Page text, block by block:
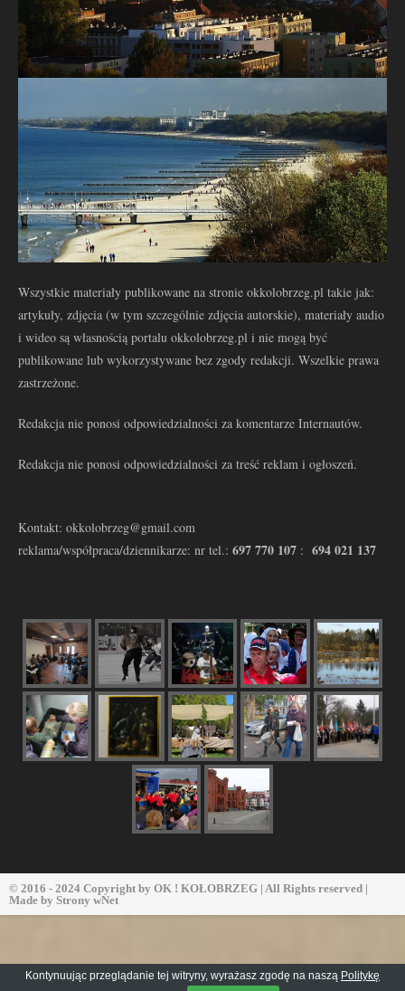
Wszystkie materiały publikowane na stronie okkolobrzeg.pl takie jak:
artykuły, zdjęcia (w tym szczególnie zdjęcia autorskie), materiały audio
i wideo są własnością portalu okkolobrzeg.pl i nie mogą być
publikowane lub wykorzystywane bez zgody redakcji. Wszelkie prawa
zastrzeżone.
Redakcja nie ponosi odpowiedzialności za komentarze Internautów.
Redakcja nie ponosi odpowiedzialności za treść reklam i ogłoszeń.
Kontakt: okkolobrzeg@gmail.com
reklama/współpraca/dziennikarze: nr tel.: 697 770 107 : 694 021 137
© 2016 - 2024 Copyright by OK ! KOŁOBRZEG | All Rights reserved |
Made by Strony wNet
Kontynuując przeglądanie tej witryny, wyrażasz zgodę na naszą Politykę